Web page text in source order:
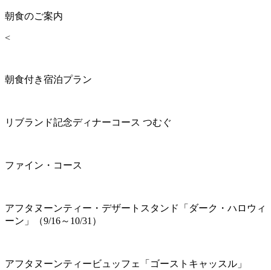
朝食のご案内
<
朝食付き宿泊プラン
リブランド記念ディナーコース つむぐ
ファイン・コース
アフタヌーンティー・デザートスタンド「ダーク・ハロウィ
ーン」（9/16～10/31）
アフタヌーンティービュッフェ「ゴーストキャッスル」